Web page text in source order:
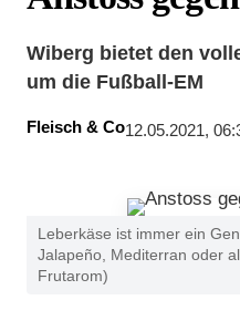
Wiberg bietet den
um die Fußball-EM
Fleisch & Co12.05.2021,
Leberkäse ist immer ein
Jalapeño, Mediterran oder
Frutarom)